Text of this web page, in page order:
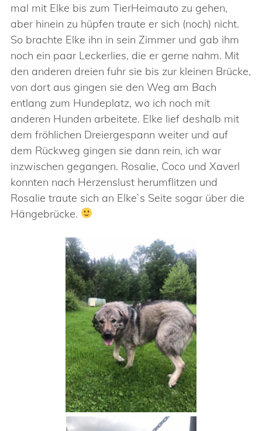
mal mit Elke bis zum TierHeimauto zu gehen,
aber hinein zu hüpfen traute er sich (noch) nicht.
So brachte Elke ihn in sein Zimmer und gab ihm
noch ein paar Leckerlies, die er gerne nahm. Mit
den anderen dreien fuhr sie bis zur kleinen Brücke,
von dort aus gingen sie den Weg am Bach
entlang zum Hundeplatz, wo ich noch mit
anderen Hunden arbeitete. Elke lief deshalb mit
dem fröhlichen Dreiergespann weiter und auf
dem Rückweg gingen sie dann rein, ich war
inzwischen gegangen. Rosalie, Coco und Xaverl
konnten nach Herzenslust herumflitzen und
Rosalie traute sich an Elke`s Seite sogar über die
Hängebrücke.